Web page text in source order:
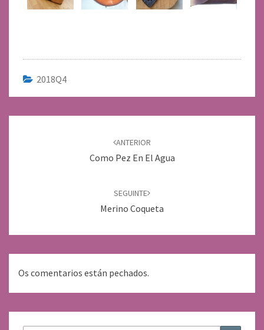
2018Q4
ANTERIOR
Como Pez En El Agua
SEGUINTE
Merino Coqueta
Os comentarios están pechados.